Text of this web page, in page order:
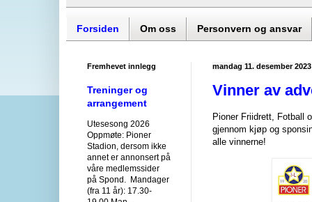
Forsiden Om oss Personvern og ansvar
mandag 11. desember 2023
Vinner av
Pioner Friidrett, Fotball
gjennom kjøp og
alle vinnerne!
Fremhevet innlegg
Treninger og
arrangement
Utesesong 2026
Oppmøte: Pioner
Stadion, dersom ikke
annet er annonsert på
våre medlemssider
på Spond. Mandager
(fra 11 år): 17.30-